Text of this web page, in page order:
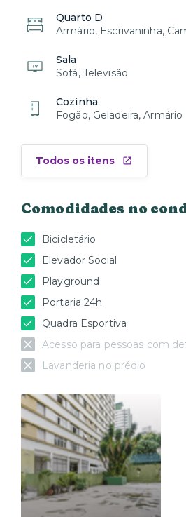
Quarto D
Armário, Escrivaninha,
Sala
Sofá, Televisão
Cozinha
Fogão, Geladeira, Armário
Todos os itens
Comodidades no
Bicicletário
Elevador Social
Playground
Portaria 24h
Quadra Esportiva
Acesso para pessoas com
Lavanderia no prédio